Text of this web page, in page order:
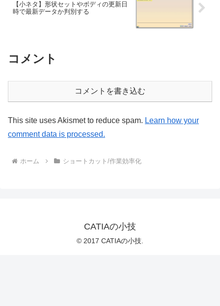
【小ネタ】形状セットやボディの更新日
時で最新データか判別する
コメント
コメントを書き込む
This site uses Akismet to reduce spam. Learn how your
comment data is processed.
ホーム ショートカット/作業効率化
CATIAの小技
© 2017 CATIAの小技.